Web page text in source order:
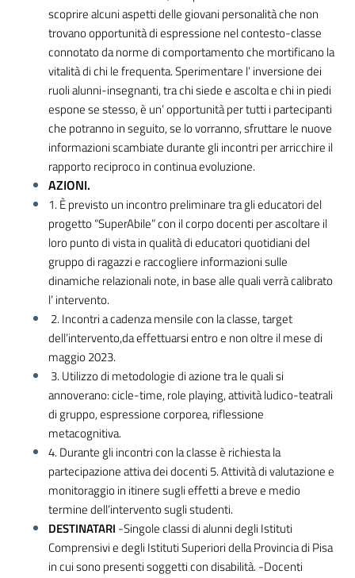
scoprire alcuni aspetti delle giovani personalità che non
trovano opportunità di espressione nel contesto-classe
connotato da norme di comportamento che mortificano la
vitalità di chi le frequenta. Sperimentare l’ inversione dei
ruoli alunni-insegnanti, tra chi siede e ascolta e chi in piedi
espone se stesso, è un’ opportunità per tutti i partecipanti
che potranno in seguito, se lo vorranno, sfruttare le nuove
informazioni scambiate durante gli incontri per arricchire il
rapporto reciproco in continua evoluzione.
AZIONI.
1. È previsto un incontro preliminare tra gli educatori del
progetto “SuperAbile” con il corpo docenti per ascoltare il
loro punto di vista in qualità di educatori quotidiani del
gruppo di ragazzi e raccogliere informazioni sulle
dinamiche relazionali note, in base alle quali verrà calibrato
l’ intervento.
2. Incontri a cadenza mensile con la classe, target
dell’intervento,da effettuarsi entro e non oltre il mese di
maggio 2023.
3. Utilizzo di metodologie di azione tra le quali si
annoverano: cicle-time, role playing, attività ludico-teatrali
di gruppo, espressione corporea, riflessione
metacognitiva.
4. Durante gli incontri con la classe è richiesta la
partecipazione attiva dei docenti 5. Attività di valutazione e
monitoraggio in itinere sugli effetti a breve e medio
termine dell’intervento sugli studenti.
DESTINATARI -Singole classi di alunni degli Istituti
Comprensivi e degli Istituti Superiori della Provincia di Pisa
in cui sono presenti soggetti con disabilità. -Docenti